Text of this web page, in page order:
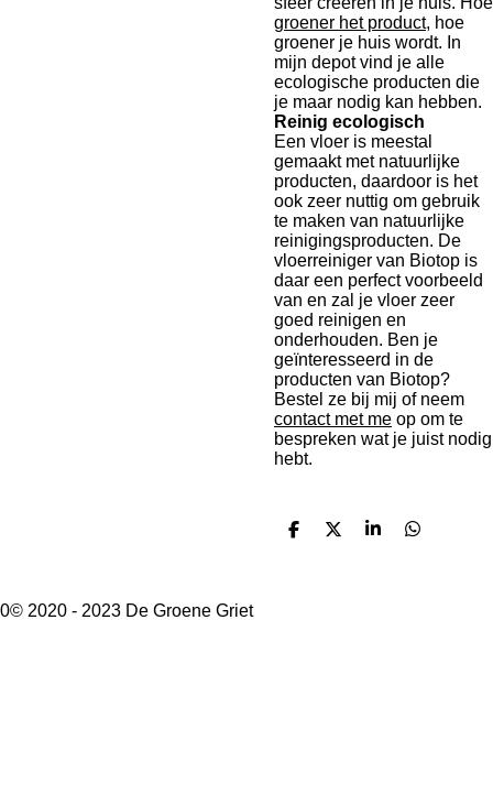
groener het product, hoe
groener je huis wordt. In
mijn depot vind je alle
ecologische producten die
je maar nodig kan hebben.
Reinig ecologisch
Een vloer is meestal
gemaakt met natuurlijke
producten, daardoor is het
ook zeer nuttig om gebruik
te maken van natuurlijke
reinigingsproducten. De
vloerreiniger van Biotop is
daar een perfect voorbeeld
van en zal je vloer zeer
goed reinigen en
onderhouden. Ben je
geïnteresseerd in de
producten van Biotop?
Bestel ze bij mij of neem
contact met me op om te
bespreken wat je juist nodig
hebt.
D
D
S
D
0© 2020 - 2023 De Groene Griet